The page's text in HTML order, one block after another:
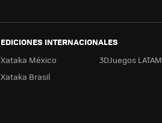
EDICIONES INTERNACIONALES
Xataka México
Xataka Brasil
3DJuegos LATAM